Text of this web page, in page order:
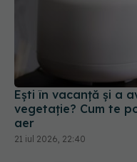
Ești în vacanță și a
vegetație? Cum te
aer
21 iul 2026, 22:40